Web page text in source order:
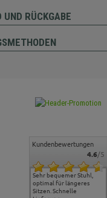
UND RÜCKGABE
Kundenbewertungen
4.6/5
Sehr bequemer Stuhl,
optimal für längeres
Sitzen. Schnelle